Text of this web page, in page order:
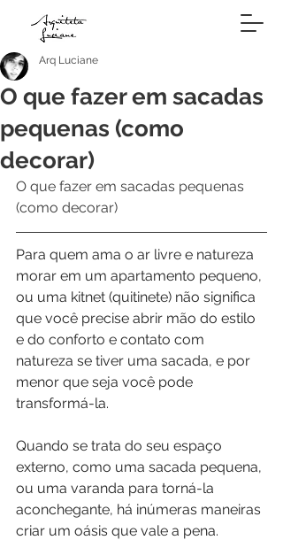
O que fazer em sacadas
pequenas (como
decorar)
Arq Luciane
O que fazer em sacadas pequenas
(como decorar)
Para quem ama o ar livre e natureza
morar em um apartamento pequeno,
ou uma kitnet (quitinete) não significa
que você precise abrir mão do estilo
e do conforto e contato com
natureza se tiver uma sacada, e por
menor que seja você pode
transformá-la.
Quando se trata do seu espaço
externo, como uma sacada pequena,
ou uma varanda para torná-la
aconchegante, há inúmeras maneiras
criar um oásis que vale a pena.